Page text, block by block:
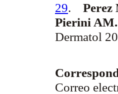
29. Perez
Pierini AM.
Dermatol
Correo